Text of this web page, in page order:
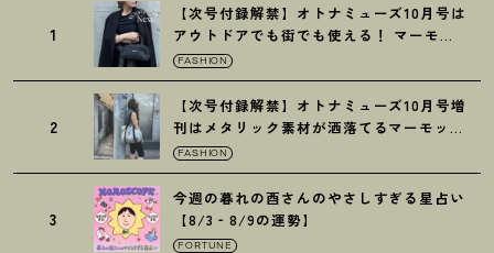
1
【次号付録解禁】オトナミューズ10月号は
アウトドアでも街でも使える ！ マーモッ
トの黒ショルダー
FASHION
2
【次号付録解禁】オトナミューズ10月号増
刊はメタリック素材が洒落てるマーモット
の保冷バッグ
FASHION
3
今週の暮れの酉さんのやさしすぎる星占い
【8/3‐8/9の運勢】
FORTUNE